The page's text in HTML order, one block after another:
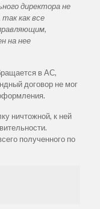
директора не
как все
на нее
в АС,
договор не мог
ничтожной, к ней
полученного по